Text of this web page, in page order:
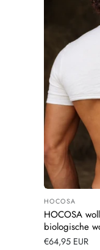
Leverancier:
HOCOSA
HOCOSA
biologische
Normale
€64,95 EUR